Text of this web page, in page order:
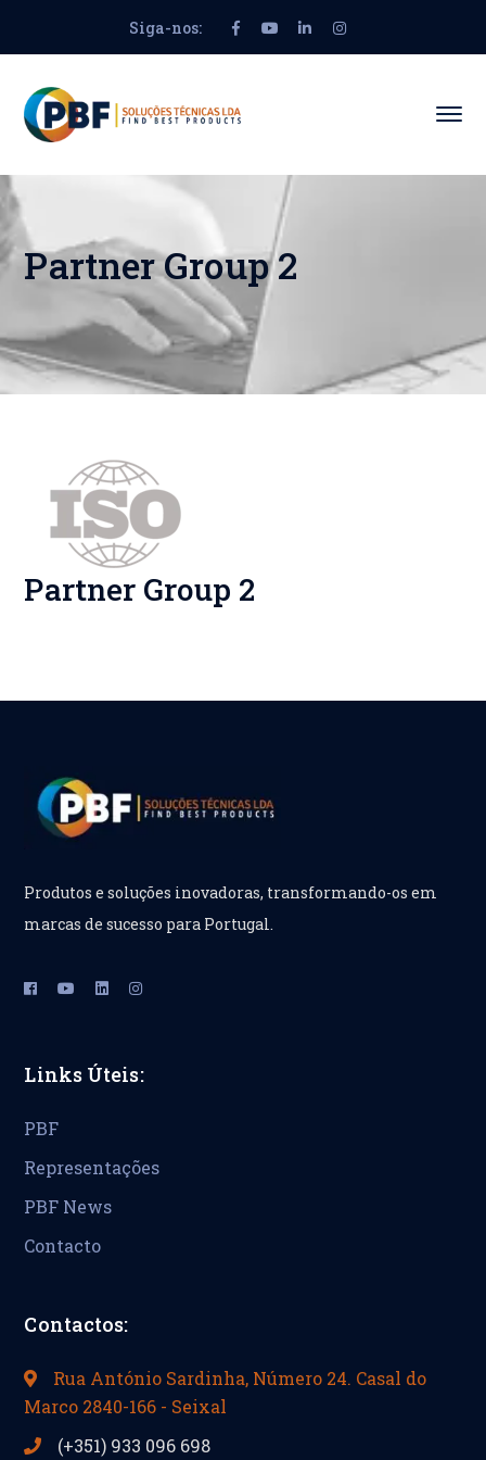
Siga-nos:
Facebook
Profile
Youtube
Profile
LinkedIn
ProfileProfile
Partner Group 2
Partner Group 2
Produtos e soluções inovadoras, transformando-os em
marcas de sucesso para Portugal.
Links Úteis:
PBF
Representações
PBF News
Contacto
Contactos:
Rua António Sardinha, Número 24. Casal do
Marco 2840-166 - Seixal
(+351) 933 096 698